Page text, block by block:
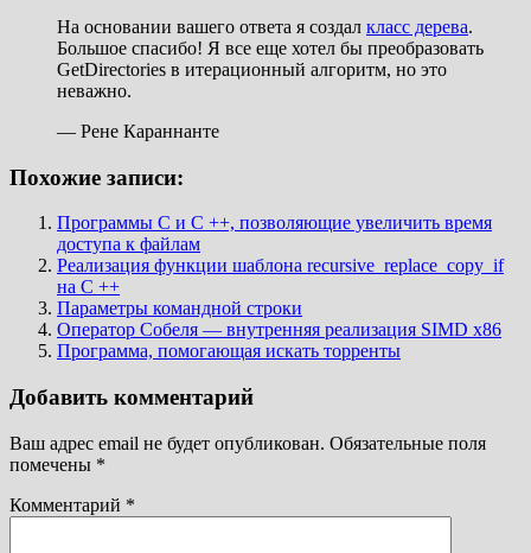
На основании вашего ответа я создал класс дерева.
Большое спасибо! Я все еще хотел бы преобразовать
GetDirectories в итерационный алгоритм, но это
неважно.
— Рене Караннанте
Похожие записи:
Программы C и C ++, позволяющие увеличить время
доступа к файлам
Реализация функции шаблона recursive_replace_copy_if
на C ++
Параметры командной строки
Оператор Собеля — внутренняя реализация SIMD x86
Программа, помогающая искать торренты
Добавить комментарий
Ваш адрес email не будет опубликован. Обязательные поля
помечены *
Комментарий *